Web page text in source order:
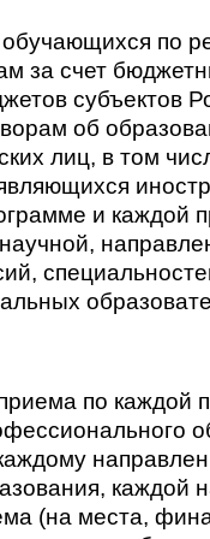
по
за счет
субъектов
об
лиц, в том
и каждой
по каждой
каждой
(на места,